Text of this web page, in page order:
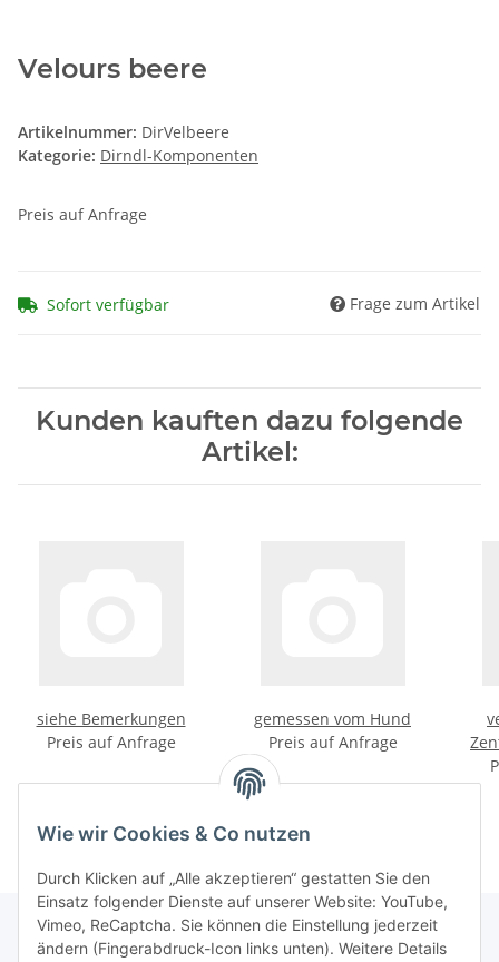
Velours beere
Artikelnummer: DirVelbeere
Kategorie: Dirndl-Komponenten
Preis auf Anfrage
Sofort verfügbar Frage zum Artikel
Kunden kauften dazu folgende
Artikel:
siehe Bemerkungen
Preis auf Anfrage
gemessen vom Hund
Preis auf Anfrage
Wie wir Cookies & Co nutzen
Durch Klicken auf „Alle akzeptieren“ gestatten Sie den
Einsatz folgender Dienste auf unserer Website: YouTube,
Vimeo, ReCaptcha. Sie können die Einstellung jederzeit
ändern (Fingerabdruck-Icon links unten). Weitere Details